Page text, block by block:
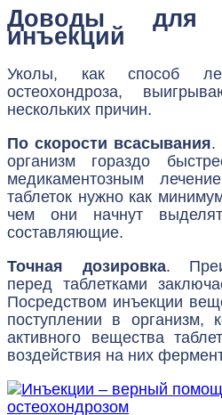
Доводы для
инъекций
Уколы, как способ
остеохондроза,
нескольких причин.
По скорости всасывания.
организм гораздо
медикаментозным
таблеток нужно как
чем они начнут
составляющие.
Точная дозировка.
перед таблетками
Посредством инъекции
поступлении в организм,
активного вещества
воздействия на них